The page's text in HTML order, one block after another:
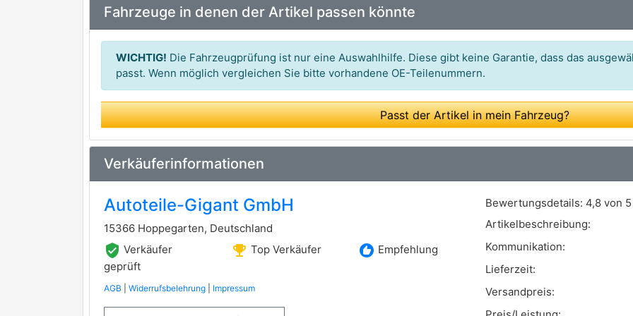
CHAMPION premium Marke Art.-Nr.: CH270
BOSCH Art.-Nr.: 0 250 203 009
DENSO premium Marke Art.-Nr.: DG-195
SWAG Art.-Nr.: 33 10 3426
BorgWarner (BERU) premium Marke Art.-Nr.: GN037
TOPRAN
NGK premium Marke Art.-Nr.: 96853
METZGER AUTOTEILE
HELLA Art.-Nr.: 8EG 008 498-651
FAE
Fahrzeuge in denen der Artikel passen könnte
WICHTIG! Die Fahrzeugprüfung ist nur eine Auswahlhilfe. Diese gibt keine Garantie, dass das
passt. Wenn möglich vergleichen Sie bitte vorhandene OE-Teilenummern.
Passt der Artikel in mein Fahrzeug?
Verkäuferinformationen
Autoteile-Gigant GmbH
15366 Hoppegarten, Deutschland
verified_user Verkäufer
geprüft
emoji_events Top Verkäufer recommend Empfehlung
AGB Widerrufsbelehrung Impressum
Bewertungsdetails: 4,8 von 5
Artikelbeschreibung:
Kommunikation:
Lieferzeit:
Versandpreis: